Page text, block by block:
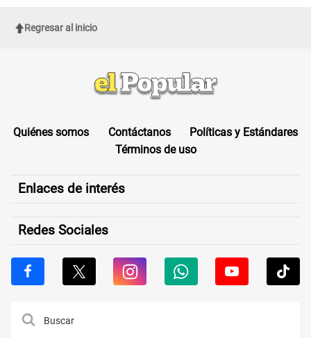
Regresar al inicio
Quiénes somos Contáctanos
Políticas y Estándares
Términos de uso
Enlaces de interés
Redes Sociales